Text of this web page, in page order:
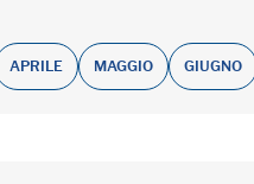
APRILE MAGGIO GIUGNO